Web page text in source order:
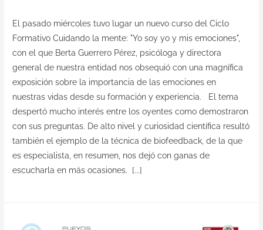
El pasado miércoles tuvo lugar un nuevo curso del Ciclo
Formativo Cuidando la mente: "Yo soy yo y mis emociones",
con el que Berta Guerrero Pérez, psicóloga y directora
general de nuestra entidad nos obsequió con una magnífica
exposición sobre la importancia de las emociones en
nuestras vidas desde su formación y experiencia. El tema
despertó mucho interés entre los oyentes como demostraron
con sus preguntas. De alto nivel y curiosidad científica resultó
también el ejemplo de la técnica de biofeedback, de la que
es especialista, en resumen, nos dejó con ganas de
escucharla en más ocasiones. [...]